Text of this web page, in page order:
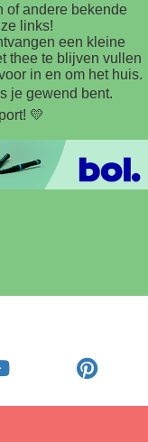
of andere bekende
links!
een kleine
thee te blijven vullen
in en om het huis.
je gewend bent.
💛